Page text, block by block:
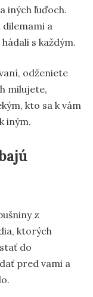
iných ľuďoch.
a
s každým.
odženiete
milujete,
kto sa k vám
iným.
z
ktorých
do
pred vami a